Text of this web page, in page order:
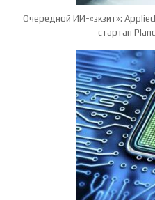
Очередной ИИ-«экзит»:
стартап